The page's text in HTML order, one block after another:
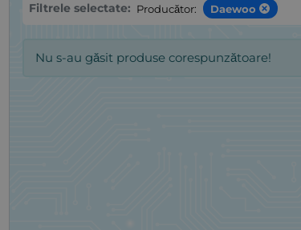
Filtrele selectate: Producător: Daewoo
Nu s-au găsit produse corespunzătoare!